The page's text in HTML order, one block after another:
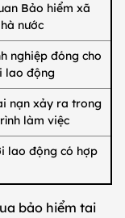
Bảo hiểm xã
nước
nghiệp đóng cho
lao động
nạn xảy ra trong
làm việc
lao động có hợp
bảo hiểm tai